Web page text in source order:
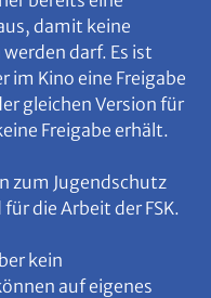
damit keine
darf. Es ist
im Kino eine Freigabe
gleichen Version für
Freigabe erhält.
zum Jugendschutz
die Arbeit der FSK.
kein
auf eigenes